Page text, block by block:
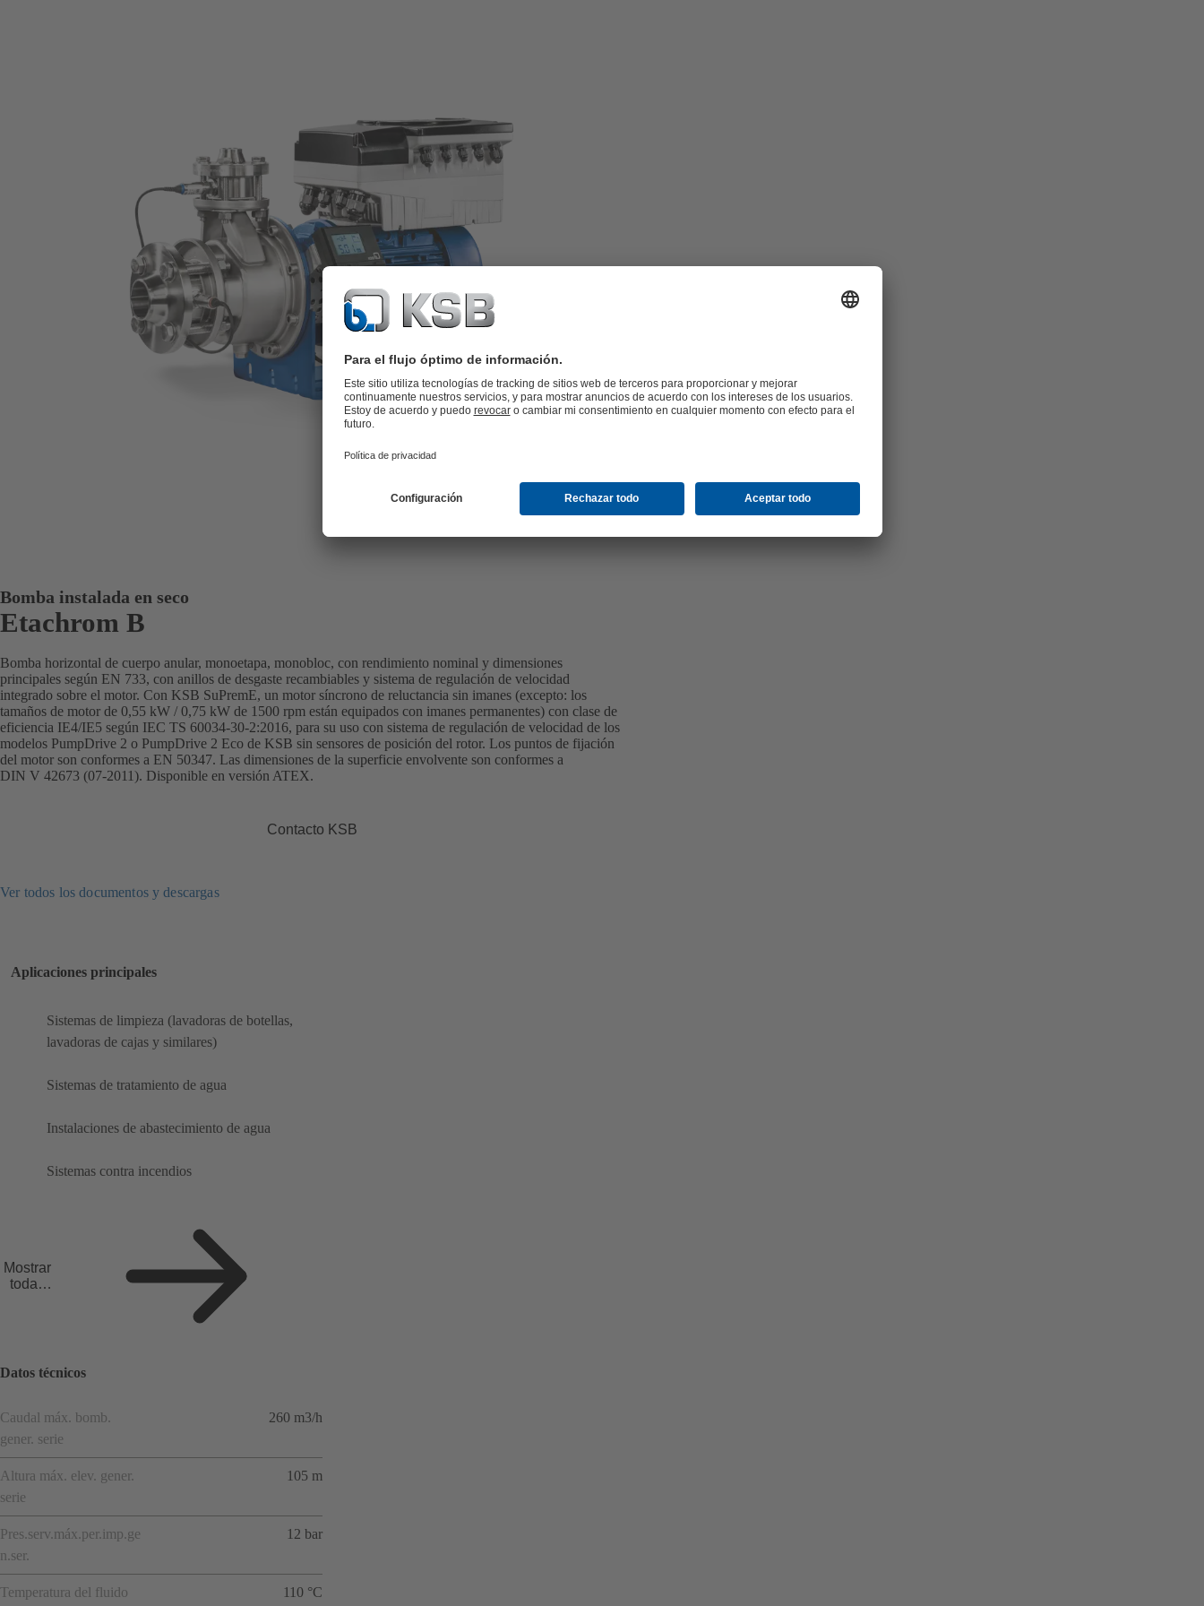
Bomba instalada en seco
Etachrom B
Bomba horizontal de cuerpo anular, monoetapa, monobloc, con rendimiento nominal y dimensiones
principales según EN 733, con anillos de desgaste recambiables y sistema de regulación de velocidad
integrado sobre el motor. Con KSB SuPremE, un motor síncrono de reluctancia sin imanes (excepto: los
tamaños de motor de 0,55 kW / 0,75 kW de 1500 rpm están equipados con imanes permanentes) con clase de
eficiencia IE4/IE5 según IEC TS 60034-30-2:2016, para su uso con sistema de regulación de velocidad de los
modelos PumpDrive 2 o PumpDrive 2 Eco de KSB sin sensores de posición del rotor. Los puntos de fijación
del motor son conformes a EN 50347. Las dimensiones de la superficie envolvente son conformes a
DIN V 42673 (07-2011). Disponible en versión ATEX.
Contacto KSB
Ver todos los documentos y descargas
Aplicaciones principales
Sistemas de limpieza (lavadoras de botellas,
lavadoras de cajas y similares)
Sistemas de tratamiento de agua
Instalaciones de abastecimiento de agua
Sistemas contra incendios
Mostrar
todas
Datos técnicos
Caudal máx. bomb.
gener. serie
260 m3/h
Altura máx. elev. gener.
serie
105 m
Pres.serv.máx.per.imp.ge
n.ser.
12 bar
Temperatura del fluido
110 °C